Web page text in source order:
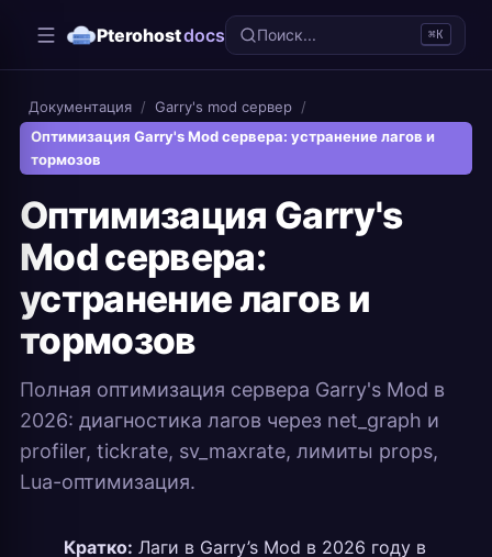
Pterohostdocs Поиск... ⌘K
Документация / Garry's mod сервер /
Оптимизация Garry's Mod сервера: устранение лагов и
тормозов
Оптимизация Garry's
Mod сервера:
устранение лагов и
тормозов
Полная оптимизация сервера Garry's Mod в
2026: диагностика лагов через net_graph и
profiler, tickrate, sv_maxrate, лимиты props,
Lua-оптимизация.
Кратко: Лаги в Garry’s Mod в 2026 году в